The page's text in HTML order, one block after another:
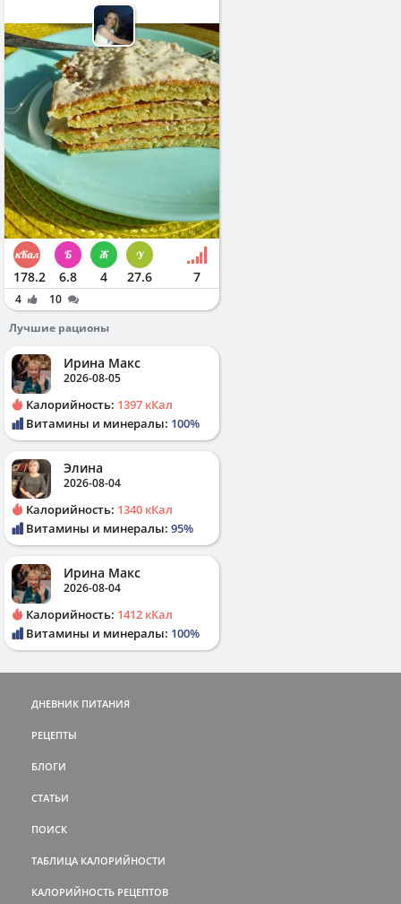
178.2 6.8 4 27.6 7
4
10
Лучшие рационы
Ирина Макс
2026-08-05
Калорийность: 1397 кКал
Витамины и минералы: 100%
Элина
2026-08-04
Калорийность: 1340 кКал
Витамины и минералы: 95%
Ирина Макс
2026-08-04
Калорийность: 1412 кКал
Витамины и минералы: 100%
ДНЕВНИК ПИТАНИЯ
РЕЦЕПТЫ
БЛОГИ
СТАТЬИ
ПОИСК
ТАБЛИЦА КАЛОРИЙНОСТИ
КАЛОРИЙНОСТЬ РЕЦЕПТОВ